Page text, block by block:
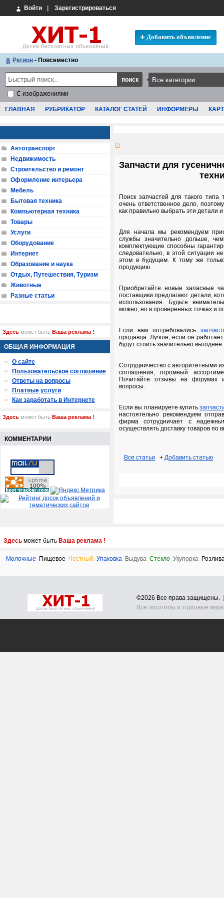
Войти Зарегистрироваться
Добавить объявление
Регион - Повсеместно
С изображениями
ГЛАВНАЯ РУБРИКАТОР КАТАЛОГ СТАТЕЙ ИНФОРМЕРЫ
Запчасти для
Поиск запчастей для такого типа
очень ответственное дело,
как правильно выбрать эти детали
Для начала мы рекомендуем
службы значительно дольше,
комплектующие способны
следовательно, в этой ситуации
этом в будущем. К тому же
продукцию.
Приобретайте новые запасные
поставщики предлагают детали,
использования. Будьте
можно, но в проверенных точках и
Если вам потребовались
продавца. Лучше, если он
будут стоить значительно выгоднее.
Сотрудничество с авторитетными
соглашения, огромный
Почитайте отзывы на форумах
вопросы.
Если вы планируете купить
настоятельно рекомендуем
фирма сотрудничает с
осуществлять доставку товаров по
Все статьи + Добавить статью
Автотранспорт
Недвижимость
Строительство и ремонт
Оформление интерьера
Мебель
Бытовая техника
Компьютерная техника
Товары
Услуги
Оборудование
Интернет
Образование и наука
Отдых, Путешествия, Туризм
Животные
Разные статьи
Здесь может быть Ваша реклама !
ОБЩАЯ ИНФОРМАЦИЯ
О сайте
Пользовательское соглашение
Ответы на вопросы
Платные услуги
Как заработать в Интернете
Здесь может быть Ваша реклама !
КОММЕНТАРИИ
Здесь может быть Ваша реклама !
Молочные Пищевое Честный Упаковка Выдува Стекло Укупорка
©2026 Все права защищены.
Все логотипы и торговые